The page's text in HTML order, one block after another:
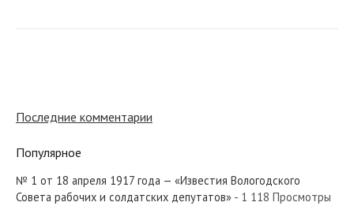
«Красный Север»
Последние комментарии
Популярное
№ 1 от 18 апреля 1917 года — «Известия Вологодского
Совета рабочих и солдатских депутатов» - 1 118 Просмотры